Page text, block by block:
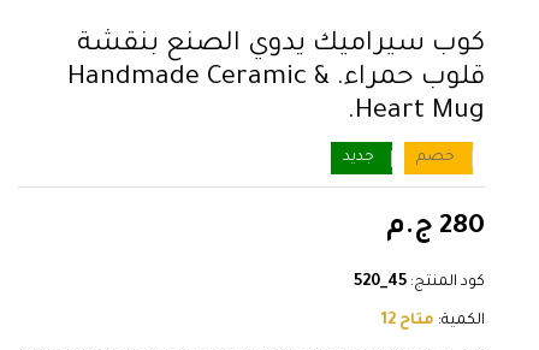
كوب سيراميك يدوي الصنع بنقشة
قلوب حمراء. & Handmade Ceramic
Heart Mug.
خصم جديد
280 ج.م
كود المنتج: 45_520
الكمية: متاح 12